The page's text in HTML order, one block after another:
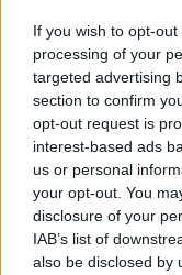
If you wish to opt-
processing of your
targeted advertising
section to confirm
opt-out request is
interest-based ads
us or personal
your opt-out. You
disclosure of your
IAB’s list of
also be disclosed by